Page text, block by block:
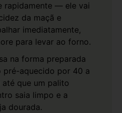
rapidamente — ele vai
da maçã e
imediatamente,
para levar ao forno.
na forma preparada
pré-aquecido por 40 a
que um palito
saia limpo e a
dourada.